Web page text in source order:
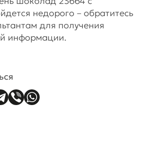
недорого – обратитесь
для получения
информации.